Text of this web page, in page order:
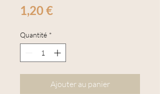
1,20 €Prix
Quantité *
Ajouter au panier